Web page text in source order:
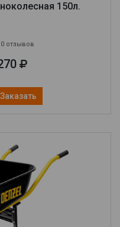
150л.
0 отзывов
Заказать